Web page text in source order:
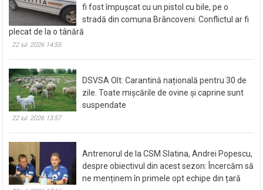
fi fost împușcat cu un pistol cu bile, pe o
stradă din comuna Brâncoveni. Conflictul ar fi
plecat de la o tânără
22 iul. 2026 14:55
DSVSA Olt: Carantină națională pentru 30 de
zile. Toate mișcările de ovine și caprine sunt
suspendate
22 iul. 2026 13:57
Antrenorul de la CSM Slatina, Andrei Popescu,
despre obiectivul din acest sezon: Încercăm să
ne menținem în primele opt echipe din țară